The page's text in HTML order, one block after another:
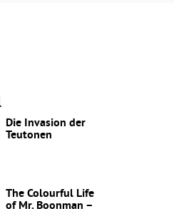
Die Invasion der
Teutonen
The Colourful Life